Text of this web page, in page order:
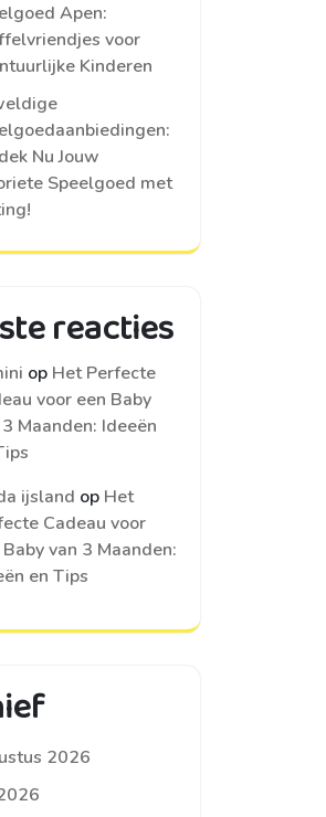
Apen:
voor
Kinderen
Nu Jouw
Speelgoed met
reacties
op Het Perfecte
voor een Baby
Maanden: Ideeën
ijsland op Het
Cadeau voor
van 3 Maanden:
en Tips
2026